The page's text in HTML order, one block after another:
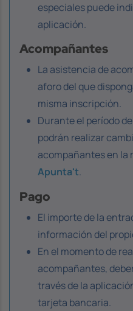
especiales puede
aplicación.
Acompañantes
La asistencia de
aforo del que
misma inscripción.
Durante el período
podrán realizar
acompañantes en la
Apunta't.
Pago
El importe de la
información del
En el momento de
acompañantes,
través de la
tarjeta bancaria.